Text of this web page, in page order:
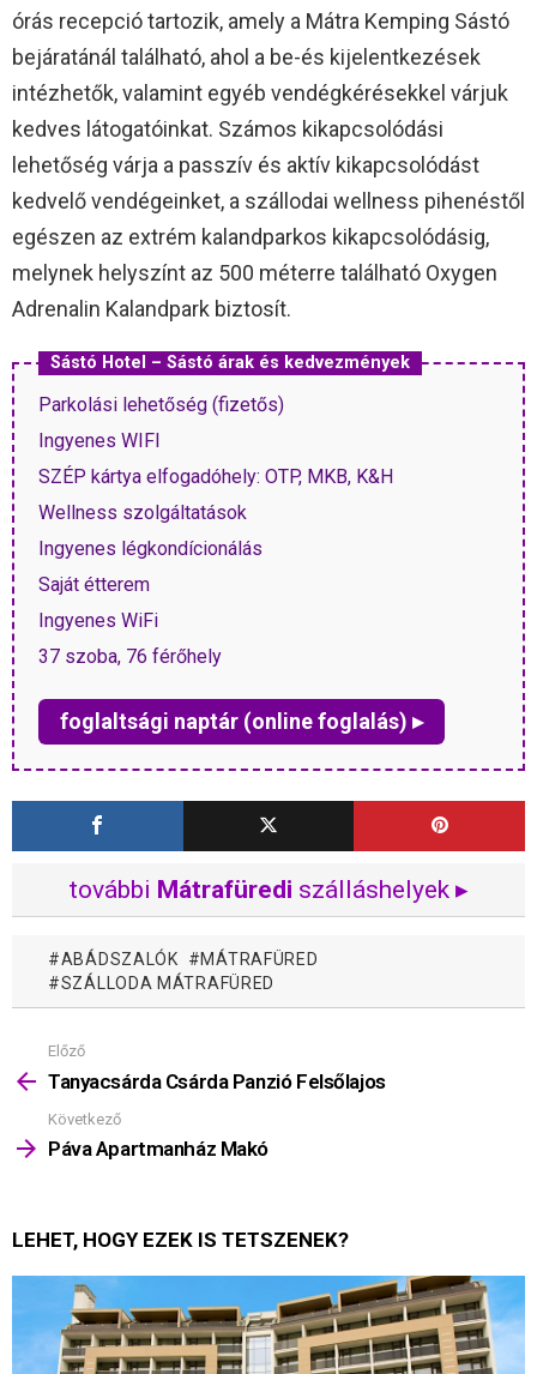
órás recepció tartozik, amely a Mátra Kemping Sástó
bejáratánál található, ahol a be-és kijelentkezések
intézhetők, valamint egyéb vendégkérésekkel várjuk
kedves látogatóinkat. Számos kikapcsolódási
lehetőség várja a passzív és aktív kikapcsolódást
kedvelő vendégeinket, a szállodai wellness pihenéstől
egészen az extrém kalandparkos kikapcsolódásig,
melynek helyszínt az 500 méterre található Oxygen
Adrenalin Kalandpark biztosít.
Sástó Hotel – Sástó árak és kedvezmények
Parkolási lehetőség (fizetős)
Ingyenes WIFI
SZÉP kártya elfogadóhely: OTP, MKB, K&H
Wellness szolgáltatások
Ingyenes légkondícionálás
Saját étterem
Ingyenes WiFi
37 szoba, 76 férőhely
foglaltsági naptár (online foglalás) ▸
további Mátrafüredi szálláshelyek ▸
ABÁDSZALÓK
MÁTRAFÜRED
SZÁLLODA MÁTRAFÜRED
Mutass
többet
Előző
Tanyacsárda Csárda Panzió Felsőlajos
Következő
Páva Apartmanház Makó
LEHET, HOGY EZEK IS TETSZENEK?